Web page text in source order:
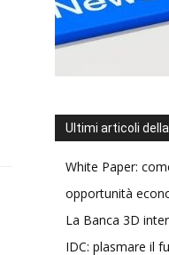
Ultimi articoli
White Paper:
opportunità
La Banca 3D
IDC: plasmare il